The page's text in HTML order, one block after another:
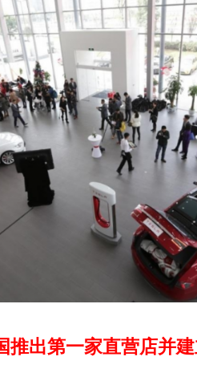
推出第一家直营店并